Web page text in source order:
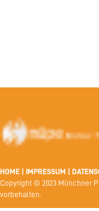
HOME IMPRESSUM
Copyright © 2023 Münchner
vorbehalten.